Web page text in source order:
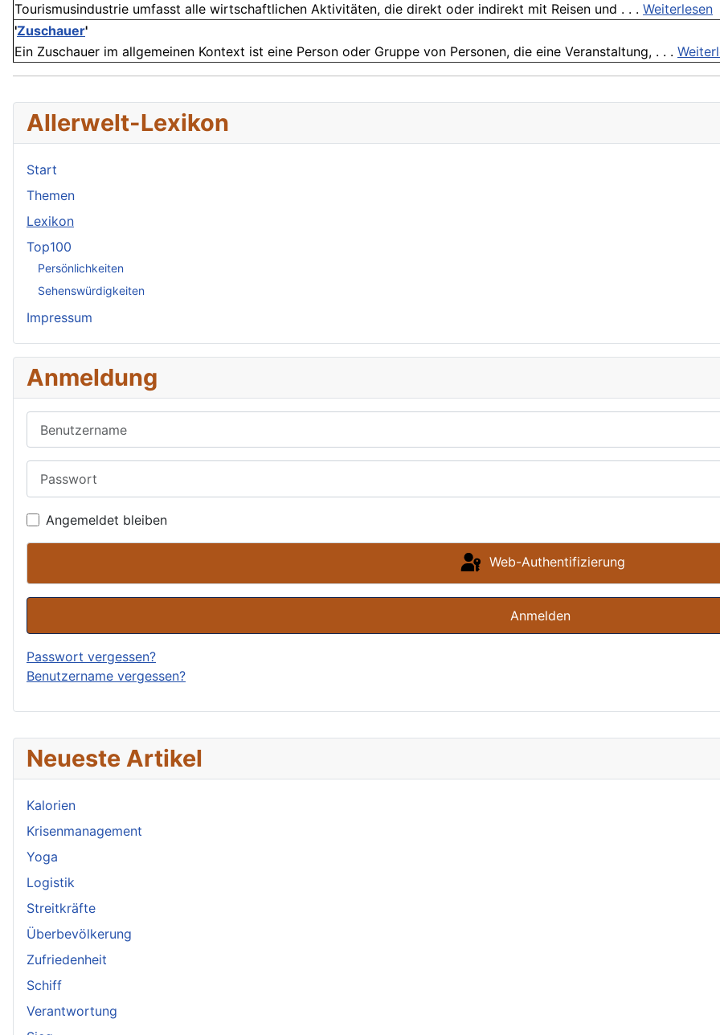
Neueste Artikel
Kalorien
Krisenmanagement
Yoga
Logistik
Streitkräfte
Überbevölkerung
Zufriedenheit
Schiff
Verantwortung
Tourismusindustrie umfasst alle wirtschaftlichen Aktivitäten, die direkt oder indirekt mit Reisen und . . . Weiterlesen
'Zuschauer'
Ein Zuschauer im allgemeinen Kontext ist eine Person oder Gruppe von Personen, die eine Veranstaltung, . . .
Allerwelt-Lexikon
Start
Themen
Lexikon
Top100
Persönlichkeiten
Sehenswürdigkeiten
Impressum
Anmeldung
Angemeldet bleiben
Web-Authentifizierung
Anmelden
Passwort vergessen?
Benutzername vergessen?